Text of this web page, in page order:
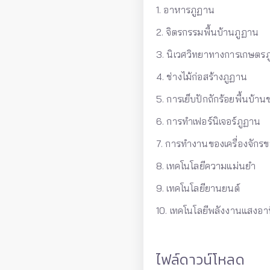
1. อาหารภูฏาน
2. จิตรกรรมพื้นบ้านภูฏาน
3. นิเวศวิทยาทางการเกษตร
4. ช่างไม้ก่อสร้างภูฏาน
5. การเย็บปักถักร้อยพื้นบ้าน
6. การทำเฟอร์นิเจอร์ภูฏาน
7. การทำงานของเครื่องจักร
8. เทคโนโลยีความแม่นยำ
9. เทคโนโลยียานยนต์
10. เทคโนโลยีพลังงานแสงอ
ไฟล์ดาวน์โหลด